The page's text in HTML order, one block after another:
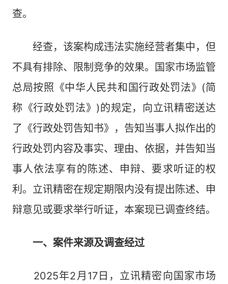
查。
经查，该案构成违法实施经营者集中，但
不具有排除、限制竞争的效果。国家市场监管
总局按照《中华人民共和国行政处罚法》(简
称《行政处罚法》)的规定，向立讯精密送达
了《行政处罚告知书》，告知当事人拟作出的
行政处罚内容及事实、理由、依据，并告知当
事人依法享有的陈述、申辩、要求听证的权
利。立讯精密在规定期限内没有提出陈述、申
辩意见或要求举行听证，本案现已调查终结。
一、案件来源及调查经过
2025年2月17日，立讯精密向国家市场